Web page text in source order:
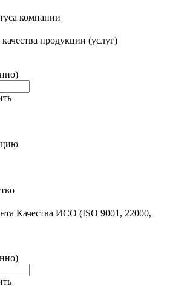
компании
продукции (услуг)
Качества ИСО (ISO 9001, 22000,